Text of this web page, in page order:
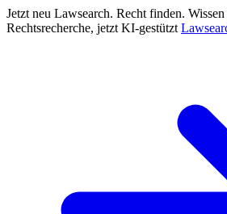
Jetzt neu Lawsearch. Recht finden.
Rechtsrecherche, jetzt KI-gestützt